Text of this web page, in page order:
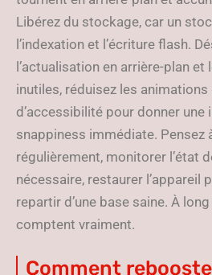
Libérez du stockage, car un
l’indexation et l’écriture flash.
l’actualisation en arrière-plan
inutiles, réduisez les
d’accessibilité pour donner une
snappiness immédiate. Pensez
régulièrement, monitorer l’état
nécessaire, restaurer l’appareil
repartir d’une base saine. À
comptent vraiment.
Comment